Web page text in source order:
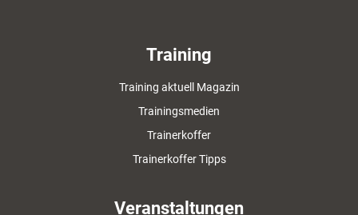
Training
Training aktuell Magazin
Trainingsmedien
Trainerkoffer
Trainerkoffer Tipps
Veranstaltungen